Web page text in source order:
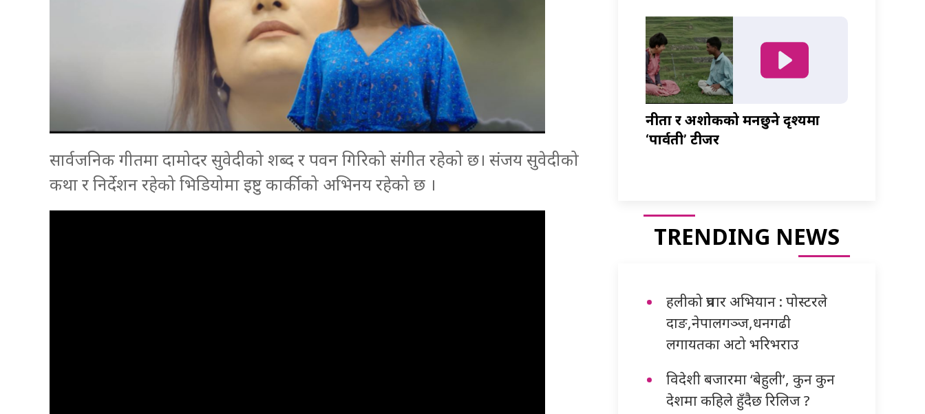
सार्वजनिक गीतमा दामोदर सुवेदीको शब्द र पवन गिरिको संगीत रहेको छ। संजय सुवेदीको
कथा र निर्देशन रहेको भिडियोमा इष्टु कार्कीको अभिनय रहेको छ ।
नीता र अशोकको मनछुने दृश्यमा
‘पार्वती’ टीजर
TRENDING NEWS
हलीको प्रचार अभियान : पोस्टरले
दाङ,नेपालगञ्ज,धनगढी
लगायतका अटो भरिभराउ
विदेशी बजारमा ‘बेहुली’, कुन कुन
देशमा कहिले हुँदैछ रिलिज ?